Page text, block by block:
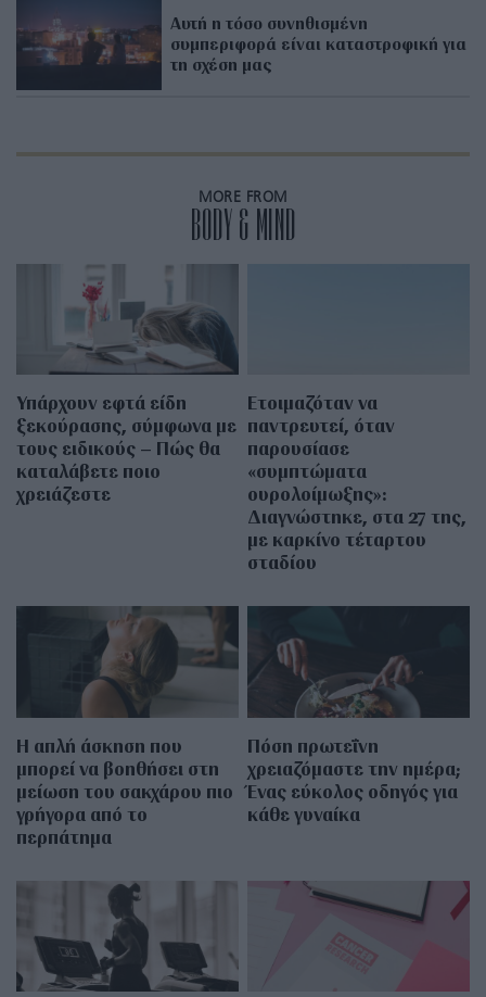
Αυτή η τόσο συνηθισμένη
συμπεριφορά είναι καταστροφική για
τη σχέση μας
MORE FROM
BODY & MIND
Υπάρχουν εφτά είδη
ξεκούρασης, σύμφωνα με
τους ειδικούς – Πώς θα
καταλάβετε ποιο
χρειάζεστε
Ετοιμαζόταν να
παντρευτεί, όταν
παρουσίασε
«συμπτώματα
ουρολοίμωξης»:
Διαγνώστηκε, στα 27 της,
με καρκίνο τέταρτου
σταδίου
Η απλή άσκηση που
μπορεί να βοηθήσει στη
μείωση του σακχάρου πιο
γρήγορα από το
περπάτημα
Πόση πρωτεΐνη
χρειαζόμαστε την ημέρα;
Ένας εύκολος οδηγός για
κάθε γυναίκα